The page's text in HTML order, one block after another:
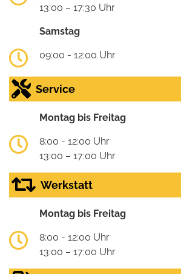
13:00 – 17:30 Uhr
Samstag
09:00 - 12:00 Uhr
Service
Montag bis Freitag
8:00 - 12:00 Uhr
13:00 – 17:00 Uhr
Werkstatt
Montag bis Freitag
8:00 - 12:00 Uhr
13:00 – 17:00 Uhr